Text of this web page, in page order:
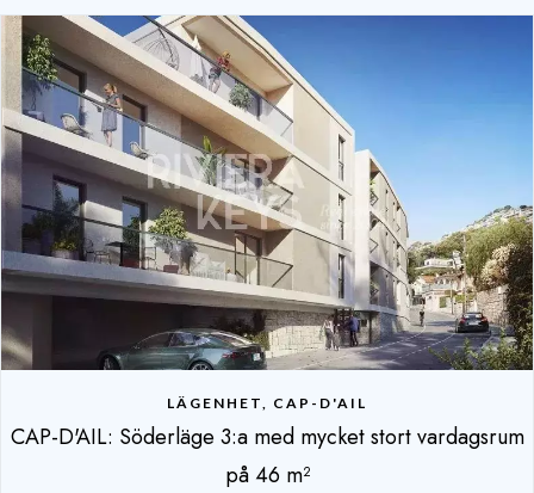
LÄGENHET, CAP-D'AIL
CAP-D'AIL: Söderläge 3:a med mycket stort vardagsrum
på 46 m²